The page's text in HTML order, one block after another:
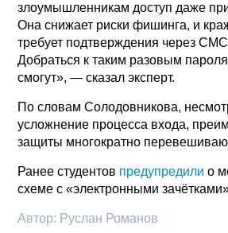
злоумышленникам доступ даже
Она снижает риски фишинга, и
требует подтверждения через
Добраться к таким разовым
смогут», — сказал эксперт.
По словам Солодовникова,
усложнение процесса входа,
защиты многократно
Ранее студентов предупредили о
схеме с «электронными
Автор: Руслан Романов